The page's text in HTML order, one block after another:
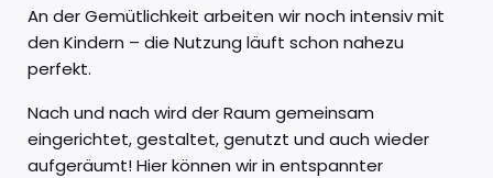
An der Gemütlichkeit arbeiten wir noch intensiv mit
den Kindern – die Nutzung läuft schon nahezu
perfekt.
Nach und nach wird der Raum gemeinsam
eingerichtet, gestaltet, genutzt und auch wieder
aufgeräumt! Hier können wir in entspannter